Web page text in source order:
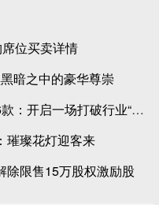
位买卖详情
暗之中的豪华尊崇
开启一场打破行业“潜规
璀璨花灯迎客来
除限售15万股权激励股